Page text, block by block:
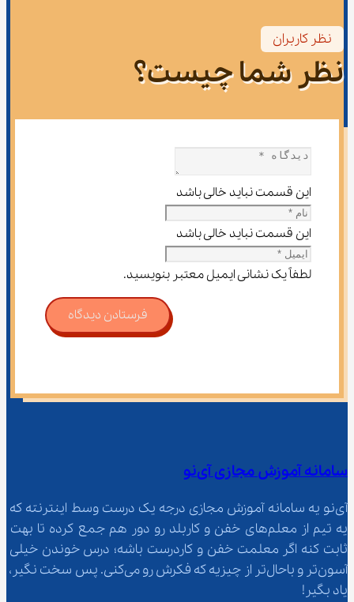
نظر کاربران
نظر شما چیست؟
این قسمت نباید خالی باشد
این قسمت نباید خالی باشد
لطفاً یک نشانی ایمیل معتبر بنویسید.
فرستادن دیدگاه
سامانه آموزش مجازی آی‌نو
آی‌نو یه سامانه آموزش مجازی درجه یک درست وسط اینترنته که
یه تیم از معلم‌‌های خفن و کاربلد رو دور هم جمع کرده تا بهت
ثابت کنه اگر معلمت خفن و کاردرست باشه؛ درس خوندن خیلی
آسون‌تر و باحال‌تر از چیزیه که فکرش رو می‌کنی. پس سخت نگیر،
یاد بگیر!